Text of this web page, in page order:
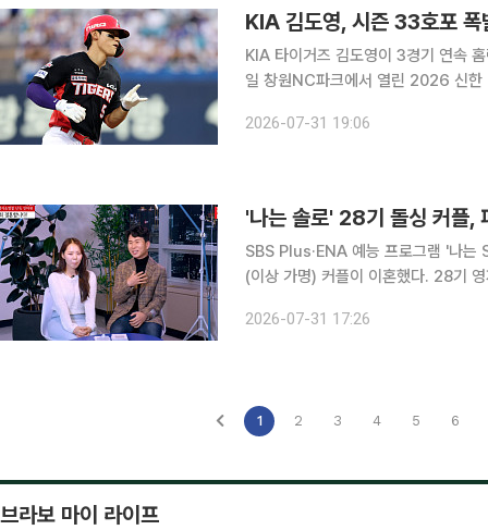
KIA 김도영, 시즌 33호포
KIA 타이거즈 김도영이 3경기 연속 홈런
일 창원NC파크에서 열린 2026 신한
2026-07-31 19:06
'나는 솔로' 28기 돌싱 커플,
SBS Plus·ENA 예능 프로그램 '나는
(이상 가명) 커플이 이혼했다. 28기 영자는 31일 SNS에 "최근 저의 상황에 대해 많은 분께서 걱정
가 연예인이나 공인은 아니지만, 개인
2026-07-31 17:26
1 2 3 4 5 6
브라보 마이 라이프